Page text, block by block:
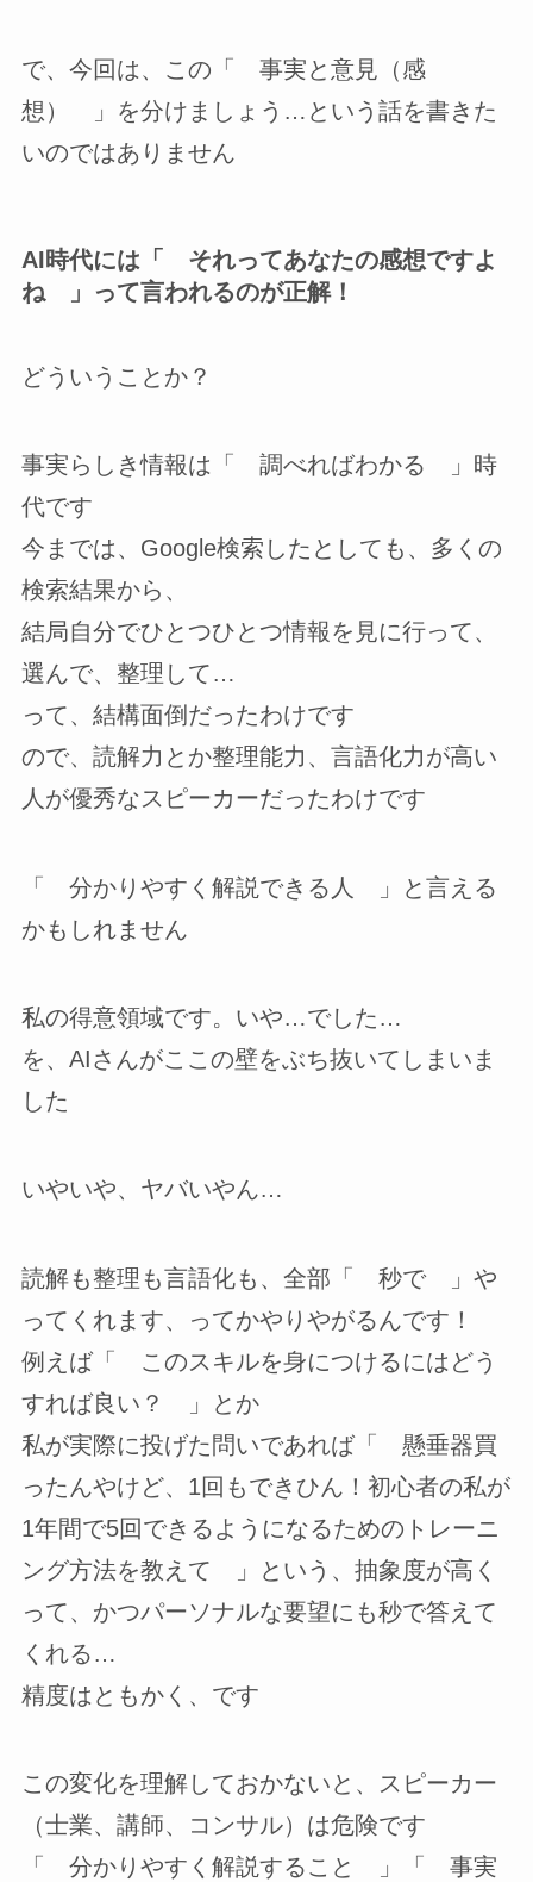
で、今回は、この「 事実と意見（感
想） 」を分けましょう…という話を書きた
いのではありません
AI時代には「 それってあなたの感想ですよ
ね 」って言われるのが正解！
どういうことか？
事実らしき情報は「 調べればわかる 」時
代です
今までは、Google検索したとしても、多くの
検索結果から、
結局自分でひとつひとつ情報を見に行って、
選んで、整理して…
って、結構面倒だったわけです
ので、読解力とか整理能力、言語化力が高い
人が優秀なスピーカーだったわけです
「 分かりやすく解説できる人 」と言える
かもしれません
私の得意領域です。いや…でした…
を、AIさんがここの壁をぶち抜いてしまいま
した
いやいや、ヤバいやん…
読解も整理も言語化も、全部「 秒で 」や
ってくれます、ってかやりやがるんです！
例えば「 このスキルを身につけるにはどう
すれば良い？ 」とか
私が実際に投げた問いであれば「 懸垂器買
ったんやけど、1回もできひん！初心者の私が
1年間で5回できるようになるためのトレーニ
ング方法を教えて 」という、抽象度が高く
って、かつパーソナルな要望にも秒で答えて
くれる…
精度はともかく、です
この変化を理解しておかないと、スピーカー
（士業、講師、コンサル）は危険です
「 分かりやすく解説すること 」「 事実